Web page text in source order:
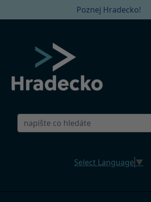
Poznej Hradecko!
Select Language ▼